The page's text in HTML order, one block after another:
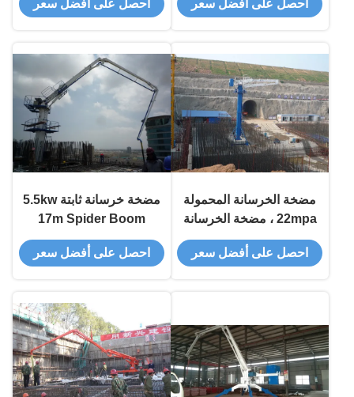
احصل على أفضل سعر
احصل على أفضل سعر
مضخة الخرسانة المحمولة
22mpa ، مضخة الخرسانة
21m
احصل على أفضل سعر
مضخة خرسانة ثابتة 5.5kw
17m Spider Boom
للرافعة البرجية
احصل على أفضل سعر